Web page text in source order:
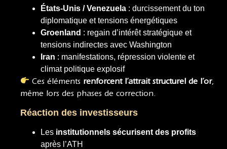
États-Unis / Venezuela : durcissement du ton
diplomatique et tensions énergétiques
Groenland : regain d’intérêt stratégique et
tensions indirectes avec Washington
Iran : manifestations, répression violente et
climat politique explosif
Ces éléments renforcent l’attrait structurel de l’or,
même lors des phases de correction.
Réaction des investisseurs
Les institutionnels sécurisent des profits
après l’ATH